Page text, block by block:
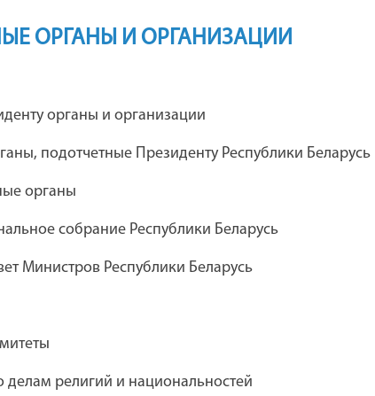
Каталог предприятий концерна
"Беллегпром"
Дебюрократизация
ОРГАНЫ И ОРГАНИЗАЦИИ
органы и организации
подотчетные Президенту Республики Беларусь
органы
собрание Республики Беларусь
Министров Республики Беларусь
религий и национальностей